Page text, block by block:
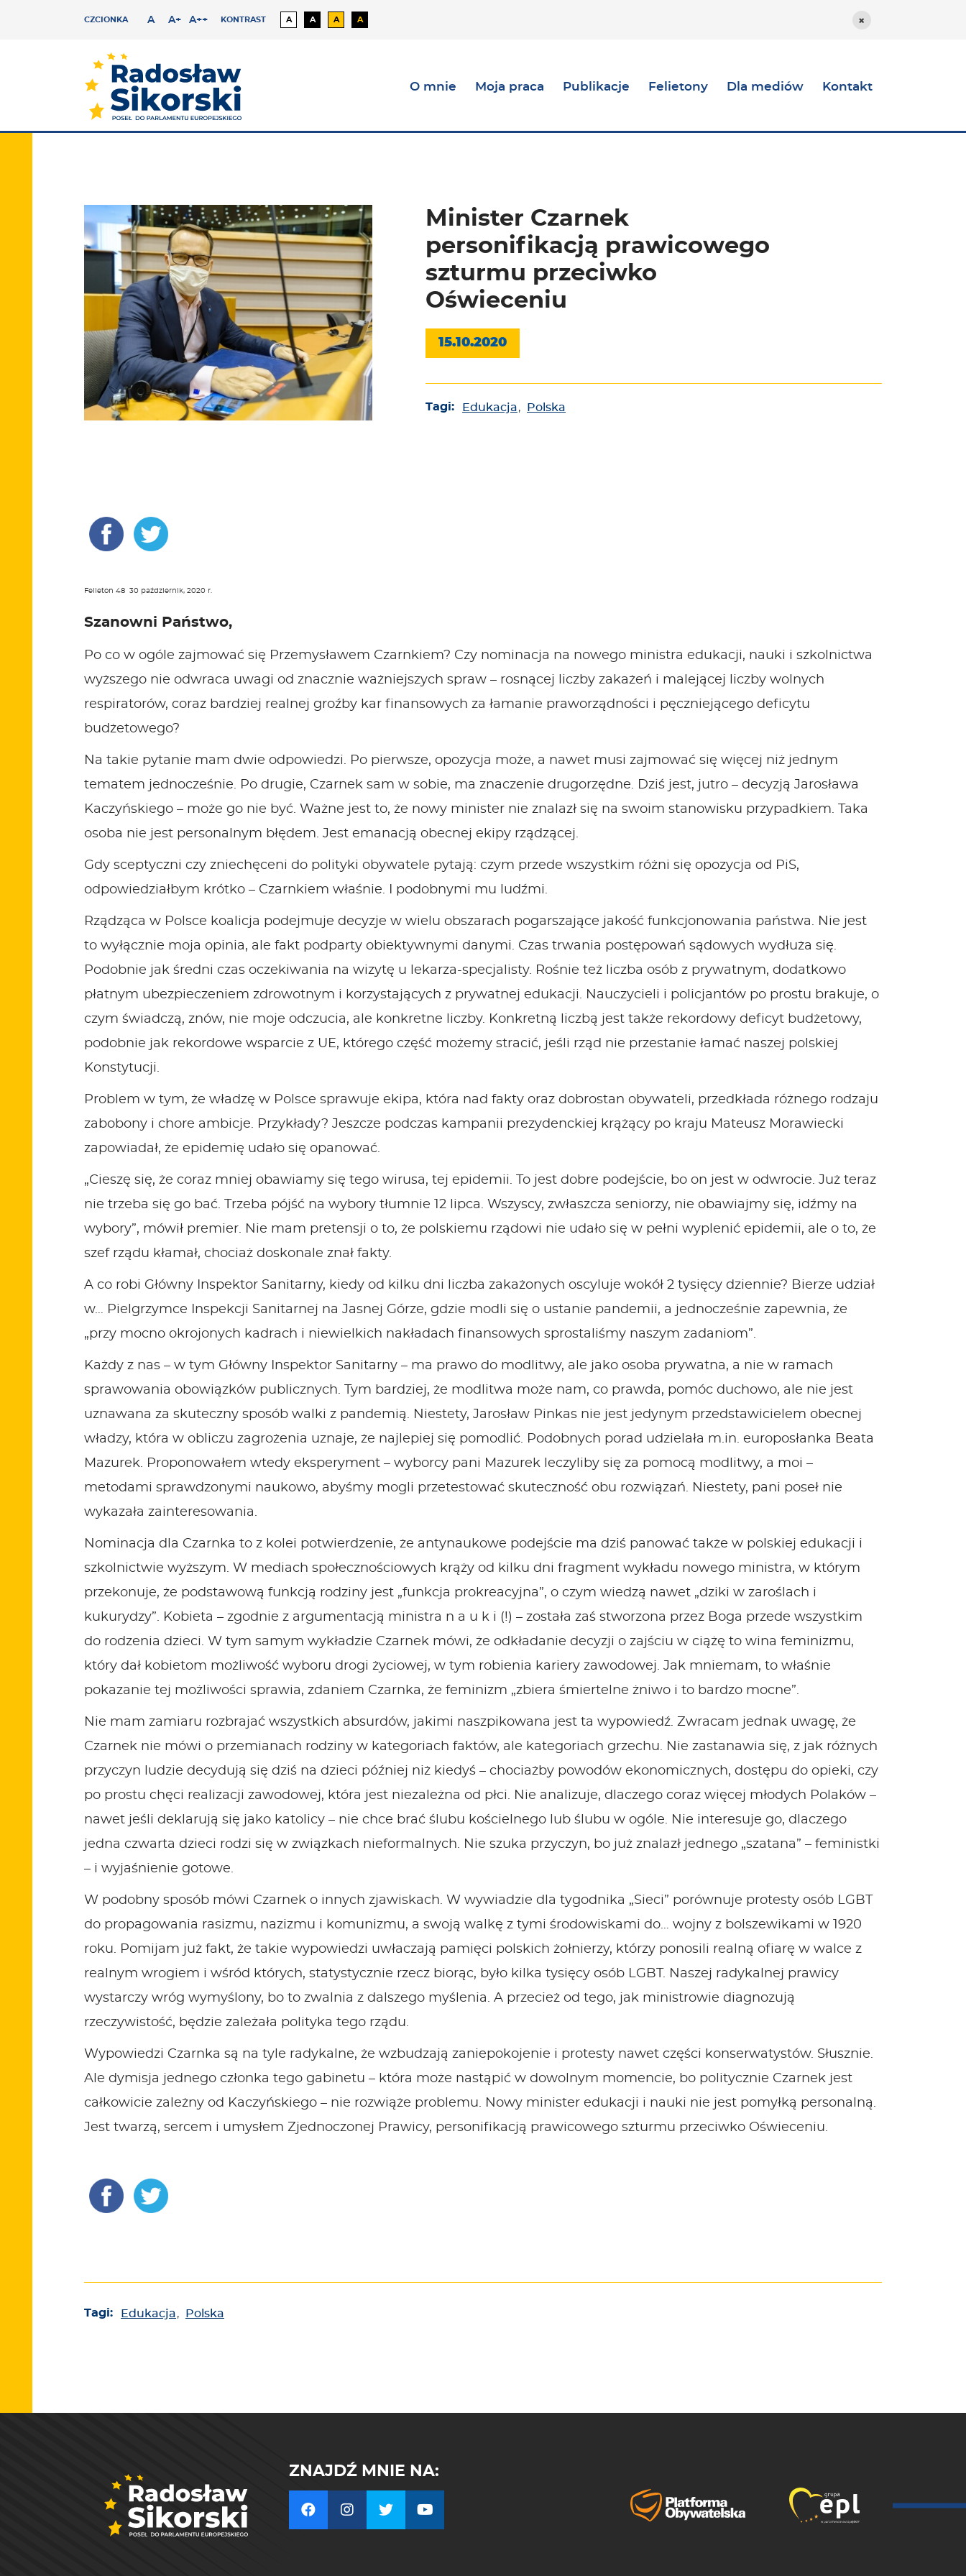
CZCIONKA Czcionka lekko powiększona
A Czcionka średnia
A+ Czcionka duża
A++ KONTRAST Kontrast domyślny
A Kontrast czarno-biały
A Kontrast żółto-zielony
A Kontrast czarno-zielony
A
O mnie Moja praca Publikacje Felietony Dla mediów Kontakt
Minister Czarnek
personifikacją prawicowego
szturmu przeciwko
Oświeceniu
15.10.2020
Tagi: Edukacja, Polska
Felieton 48 30 październik, 2020 r.
Szanowni Państwo,
Po co w ogóle zajmować się Przemysławem Czarnkiem? Czy nominacja na nowego ministra edukacji, nauki i szkolnictwa
wyższego nie odwraca uwagi od znacznie ważniejszych spraw – rosnącej liczby zakażeń i malejącej liczby wolnych
respiratorów, coraz bardziej realnej groźby kar finansowych za łamanie praworządności i pęczniejącego deficytu
budżetowego?
Na takie pytanie mam dwie odpowiedzi. Po pierwsze, opozycja może, a nawet musi zajmować się więcej niż jednym
tematem jednocześnie. Po drugie, Czarnek sam w sobie, ma znaczenie drugorzędne. Dziś jest, jutro – decyzją Jarosława
Kaczyńskiego – może go nie być. Ważne jest to, że nowy minister nie znalazł się na swoim stanowisku przypadkiem. Taka
osoba nie jest personalnym błędem. Jest emanacją obecnej ekipy rządzącej.
Gdy sceptyczni czy zniechęceni do polityki obywatele pytają: czym przede wszystkim różni się opozycja od PiS,
odpowiedziałbym krótko – Czarnkiem właśnie. I podobnymi mu ludźmi.
Rządząca w Polsce koalicja podejmuje decyzje w wielu obszarach pogarszające jakość funkcjonowania państwa. Nie jest
to wyłącznie moja opinia, ale fakt podparty obiektywnymi danymi. Czas trwania postępowań sądowych wydłuża się.
Podobnie jak średni czas oczekiwania na wizytę u lekarza-specjalisty. Rośnie też liczba osób z prywatnym, dodatkowo
płatnym ubezpieczeniem zdrowotnym i korzystających z prywatnej edukacji. Nauczycieli i policjantów po prostu brakuje, o
czym świadczą, znów, nie moje odczucia, ale konkretne liczby. Konkretną liczbą jest także rekordowy deficyt budżetowy,
podobnie jak rekordowe wsparcie z UE, którego część możemy stracić, jeśli rząd nie przestanie łamać naszej polskiej
Konstytucji.
Problem w tym, że władzę w Polsce sprawuje ekipa, która nad fakty oraz dobrostan obywateli, przedkłada różnego rodzaju
zabobony i chore ambicje. Przykłady? Jeszcze podczas kampanii prezydenckiej krążący po kraju Mateusz Morawiecki
zapowiadał, że epidemię udało się opanować.
„Cieszę się, że coraz mniej obawiamy się tego wirusa, tej epidemii. To jest dobre podejście, bo on jest w odwrocie. Już teraz
nie trzeba się go bać. Trzeba pójść na wybory tłumnie 12 lipca. Wszyscy, zwłaszcza seniorzy, nie obawiajmy się, idźmy na
wybory”, mówił premier. Nie mam pretensji o to, że polskiemu rządowi nie udało się w pełni wyplenić epidemii, ale o to, że
szef rządu kłamał, chociaż doskonale znał fakty.
A co robi Główny Inspektor Sanitarny, kiedy od kilku dni liczba zakażonych oscyluje wokół 2 tysięcy dziennie? Bierze udział
w… Pielgrzymce Inspekcji Sanitarnej na Jasnej Górze, gdzie modli się o ustanie pandemii, a jednocześnie zapewnia, że
„przy mocno okrojonych kadrach i niewielkich nakładach finansowych sprostaliśmy naszym zadaniom”.
Każdy z nas – w tym Główny Inspektor Sanitarny – ma prawo do modlitwy, ale jako osoba prywatna, a nie w ramach
sprawowania obowiązków publicznych. Tym bardziej, że modlitwa może nam, co prawda, pomóc duchowo, ale nie jest
uznawana za skuteczny sposób walki z pandemią. Niestety, Jarosław Pinkas nie jest jedynym przedstawicielem obecnej
władzy, która w obliczu zagrożenia uznaje, że najlepiej się pomodlić. Podobnych porad udzielała m.in. europosłanka Beata
Mazurek. Proponowałem wtedy eksperyment – wyborcy pani Mazurek leczyliby się za pomocą modlitwy, a moi –
metodami sprawdzonymi naukowo, abyśmy mogli przetestować skuteczność obu rozwiązań. Niestety, pani poseł nie
wykazała zainteresowania.
Nominacja dla Czarnka to z kolei potwierdzenie, że antynaukowe podejście ma dziś panować także w polskiej edukacji i
szkolnictwie wyższym. W mediach społecznościowych krąży od kilku dni fragment wykładu nowego ministra, w którym
przekonuje, że podstawową funkcją rodziny jest „funkcja prokreacyjna”, o czym wiedzą nawet „dziki w zaroślach i
kukurydzy”. Kobieta – zgodnie z argumentacją ministra n a u k i (!) – została zaś stworzona przez Boga przede wszystkim
do rodzenia dzieci. W tym samym wykładzie Czarnek mówi, że odkładanie decyzji o zajściu w ciążę to wina feminizmu,
który dał kobietom możliwość wyboru drogi życiowej, w tym robienia kariery zawodowej. Jak mniemam, to właśnie
pokazanie tej możliwości sprawia, zdaniem Czarnka, że feminizm „zbiera śmiertelne żniwo i to bardzo mocne”.
Nie mam zamiaru rozbrajać wszystkich absurdów, jakimi naszpikowana jest ta wypowiedź. Zwracam jednak uwagę, że
Czarnek nie mówi o przemianach rodziny w kategoriach faktów, ale kategoriach grzechu. Nie zastanawia się, z jak różnych
przyczyn ludzie decydują się dziś na dzieci później niż kiedyś – chociażby powodów ekonomicznych, dostępu do opieki, czy
po prostu chęci realizacji zawodowej, która jest niezależna od płci. Nie analizuje, dlaczego coraz więcej młodych Polaków –
nawet jeśli deklarują się jako katolicy – nie chce brać ślubu kościelnego lub ślubu w ogóle. Nie interesuje go, dlaczego
jedna czwarta dzieci rodzi się w związkach nieformalnych. Nie szuka przyczyn, bo już znalazł jednego „szatana” – feministki
– i wyjaśnienie gotowe.
W podobny sposób mówi Czarnek o innych zjawiskach. W wywiadzie dla tygodnika „Sieci” porównuje protesty osób LGBT
do propagowania rasizmu, nazizmu i komunizmu, a swoją walkę z tymi środowiskami do… wojny z bolszewikami w 1920
roku. Pomijam już fakt, że takie wypowiedzi uwłaczają pamięci polskich żołnierzy, którzy ponosili realną ofiarę w walce z
realnym wrogiem i wśród których, statystycznie rzecz biorąc, było kilka tysięcy osób LGBT. Naszej radykalnej prawicy
wystarczy wróg wymyślony, bo to zwalnia z dalszego myślenia. A przecież od tego, jak ministrowie diagnozują
rzeczywistość, będzie zależała polityka tego rządu.
Wypowiedzi Czarnka są na tyle radykalne, że wzbudzają zaniepokojenie i protesty nawet części konserwatystów. Słusznie.
Ale dymisja jednego członka tego gabinetu – która może nastąpić w dowolnym momencie, bo politycznie Czarnek jest
całkowicie zależny od Kaczyńskiego – nie rozwiąże problemu. Nowy minister edukacji i nauki nie jest pomyłką personalną.
Jest twarzą, sercem i umysłem Zjednoczonej Prawicy, personifikacją prawicowego szturmu przeciwko Oświeceniu.
Tagi: Edukacja, Polska
ZNAJDŹ MNIE NA: